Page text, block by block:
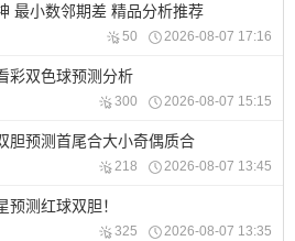
最小数邻期差 精品分析推荐
50 2026-08-07 17:16
彩双色球预测分析
300 2026-08-07 15:15
胆预测首尾合大小奇偶质合
218 2026-08-07 13:45
测红球双胆！
325 2026-08-07 13:35